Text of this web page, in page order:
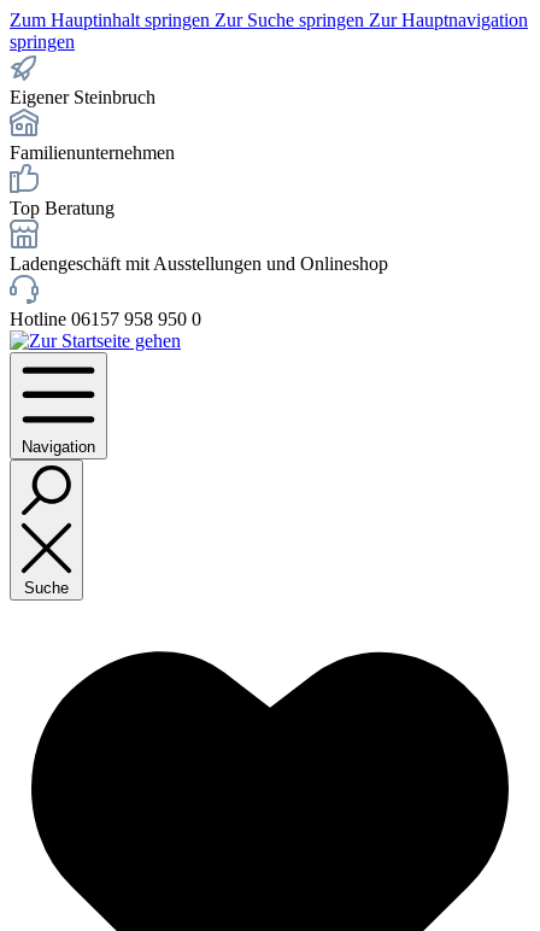
Zum Hauptinhalt springen Zur Suche springen Zur Hauptnavigation
springen
Eigener Steinbruch
Familienunternehmen
Top Beratung
Ladengeschäft mit Ausstellungen und Onlineshop
Hotline 06157 958 950 0
Navigation
Suche